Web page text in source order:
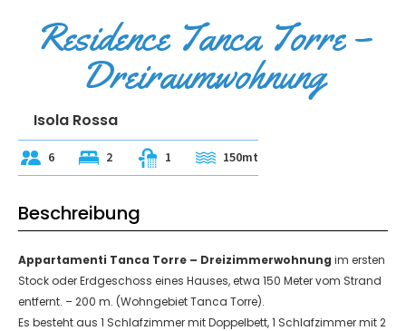
Residence Tanca Torre –
Dreiraumwohnung
Isola Rossa
6 2 1 150mt
Beschreibung
Appartamenti Tanca Torre – Dreizimmerwohnung im ersten
Stock oder Erdgeschoss eines Hauses, etwa 150 Meter vom Strand
entfernt. – 200 m. (Wohngebiet Tanca Torre).
Es besteht aus 1 Schlafzimmer mit Doppelbett, 1 Schlafzimmer mit 2